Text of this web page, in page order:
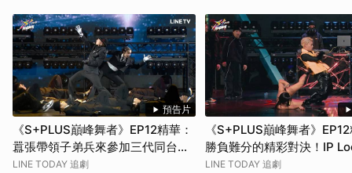
預告片
《S+PLUS巔峰舞者》EP12精華：
囂張帶領子弟兵來參加三代同台！
IP Lockers總決賽
LINE TODAY 追劇
《S+PLUS巔峰舞者》
勝負難分的精彩對決！IP
VS. Lit N Posh
LINE TODAY 追劇